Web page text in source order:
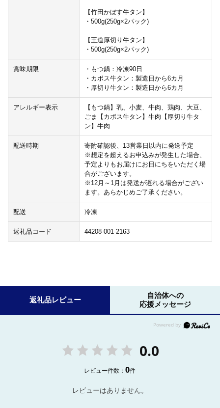
【竹田かぼす牛タン】
・500g(250g×2パック)
【王道厚切り牛タン】
・500g(250g×2パック)
賞味期限
・もつ鍋：冷凍90日
・カボス牛タン：製造日から6カ月
・厚切り牛タン：製造日から6カ月
アレルギー表示
【もつ鍋】乳、小麦、牛肉、鶏肉、大豆、
ごま【カボス牛タン】牛肉【厚切り牛タ
ン】牛肉
配送時期
寄附確認後、13営業日以内に発送予定
※想定を超えるお申込みが発生した場合、
予定よりもお届けにお日にちをいただく場
合がございます。
※12月～1月は発送が遅れる場合がござい
ます。あらかじめご了承ください。
配送 冷凍
返礼品コード 44208-001-2163
返礼品レビュー
自治体への
応援メッセージ
0.0
レビュー件数：0件
レビューはありません。